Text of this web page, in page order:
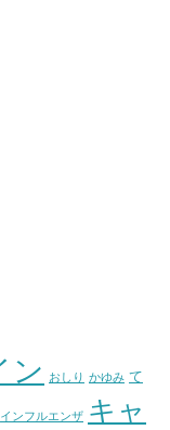
ン おしり かゆみ て
インフルエンザ キャ